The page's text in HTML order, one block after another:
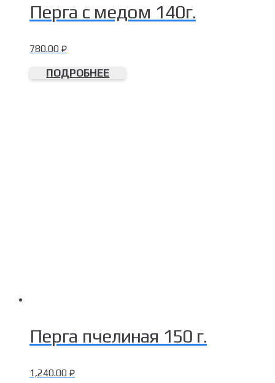
Перга с медом 140г.
780.00 ₽
ПОДРОБНЕЕ
Перга пчелиная 150 г.
1,240.00 ₽